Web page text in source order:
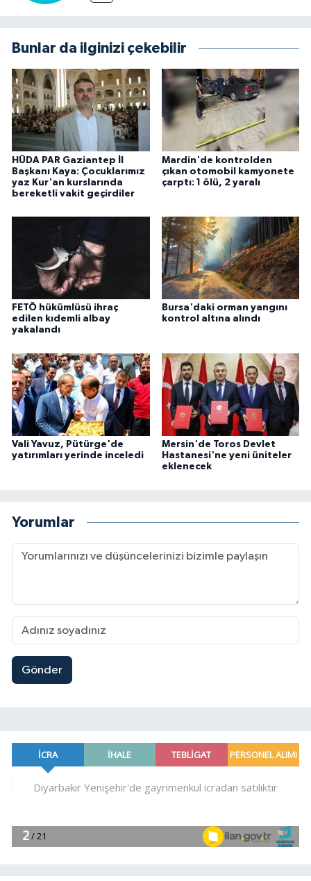
Bunlar da ilginizi çekebilir
HÜDA PAR Gaziantep İl
Başkanı Kaya: Çocuklarımız
yaz Kur'an kurslarında
bereketli vakit geçirdiler
Mardin'de kontrolden
çıkan otomobil kamyonete
çarptı: 1 ölü, 2 yaralı
FETÖ hükümlüsü ihraç
edilen kıdemli albay
yakalandı
Bursa'daki orman yangını
kontrol altına alındı
Vali Yavuz, Pütürge'de
yatırımları yerinde inceledi
Mersin'de Toros Devlet
Hastanesi'ne yeni üniteler
eklenecek
Yorumlar
Gönder